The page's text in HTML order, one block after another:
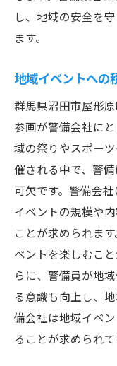
し、地域の安全を
ます。
地域イベントへの
群馬県沼田市屋形
参画が警備会社に
域の祭りやスポー
催される中で、警
可欠です。警備会
イベントの規模や
ことが求められま
ベントを楽しむこ
らに、警備員が地
る意識も向上し、
備会社は地域イベ
ることが求められて